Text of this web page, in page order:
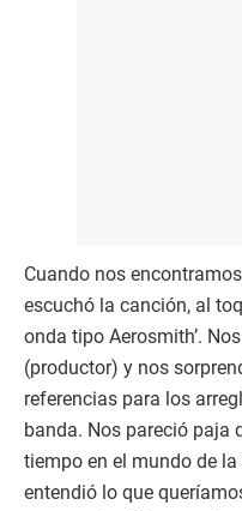
Cuando nos
escuchó la canción, al
onda tipo Aerosmith’.
(productor) y nos
referencias para los
banda. Nos pareció paja
tiempo en el mundo de
entendió lo que